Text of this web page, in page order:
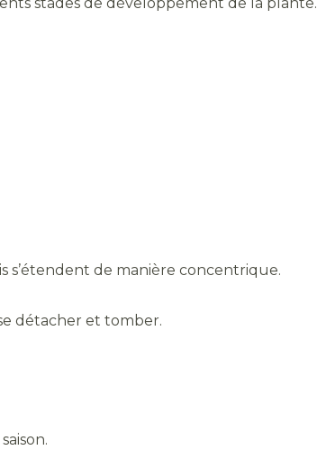
s’étendent de manière concentrique.
détacher et tomber.